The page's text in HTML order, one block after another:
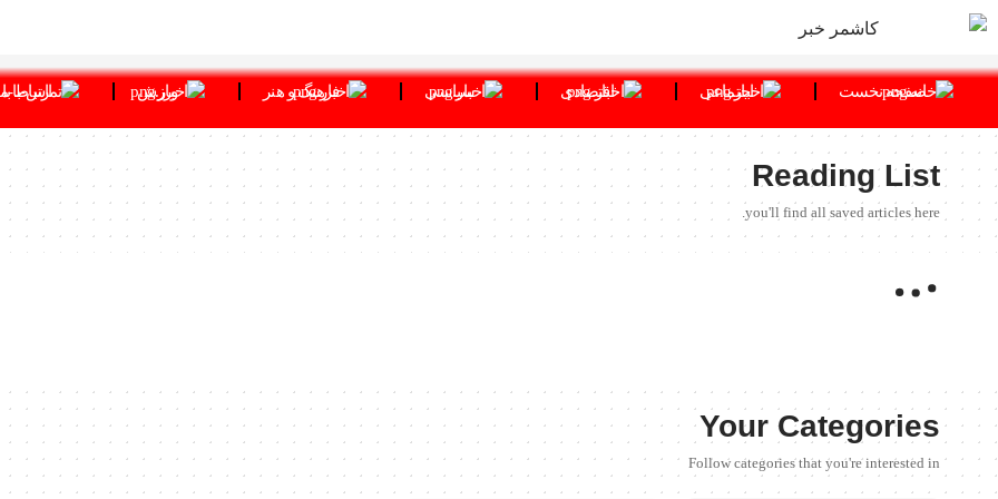
صفحه نخست اجتماعی اقتصادی سیاسی فرهنگ و هنر ورزش ارتباط
Reading List
you'll find all saved articles here.
Your Categories
Follow categories that you're interested in